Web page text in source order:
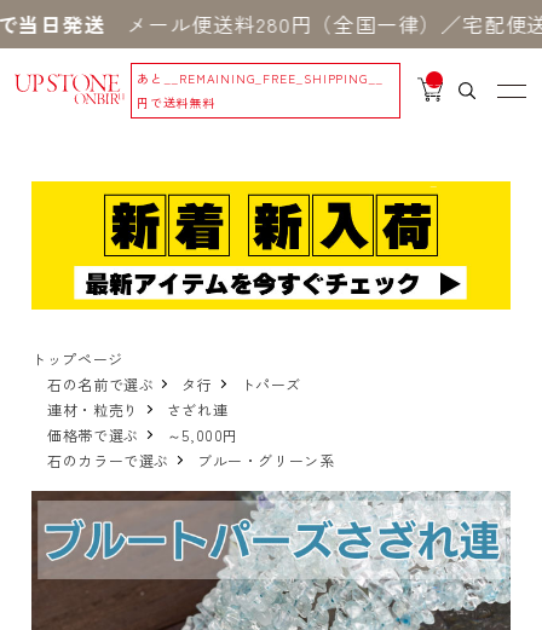
日発送メール便送料280円（全国一律）／宅配便
あと
__REMAINING_FREE_SHIPPING__
円で送料無料
__
IT
_
トップページ
石の名前で選ぶ
タ行
トパーズ
連材・粒売り
さざれ連
価格帯で選ぶ
～5,000円
石のカラーで選ぶ
ブルー・グリーン系